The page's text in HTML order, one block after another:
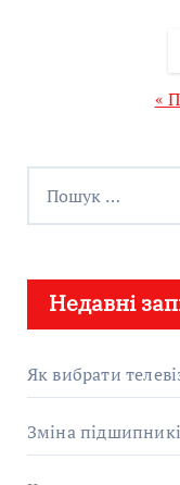
записів«
:
Недавні
Як вибрати
Зміна